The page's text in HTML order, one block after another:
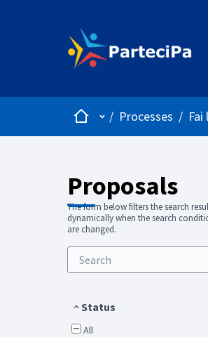
HomeMain menu
/ Processes /
Proposals
The form below filters the search
dynamically when the search
are changed.
Status
All